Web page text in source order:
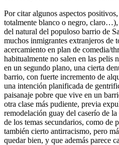
Por citar algunos aspectos
totalmente blanco o negro, claro…),
del natural del populoso barrio de
muchos inmigrantes extranjeros de
acercamiento en plan de comedia/
habitualmente no salen en las pelis
en un segundo plano, una cierta
barrio, con fuerte incremento de
una intención planificada de
paisanaje pobre que vive en un
otra clase más pudiente, previa
remodelación guay del caserío de
de los temas secundarios, como de
también cierto antirracismo, pero
quedar bien, y que además parece